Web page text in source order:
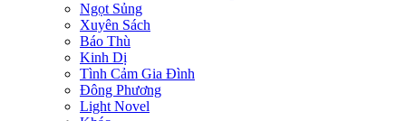
Ngọt Sủng
Xuyên Sách
Báo Thù
Kinh Dị
Tình Cảm Gia Đình
Đông Phương
Light Novel